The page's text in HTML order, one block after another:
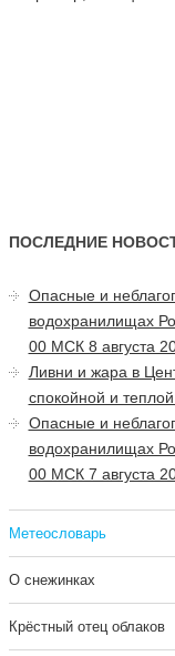
ПОСЛЕДНИЕ
Опасные и
водохранилищах
00 МСК 8 августа
Ливни и жара в
спокойной и
Опасные и
водохранилищах
00 МСК 7 августа
Метеословарь
О снежинках
Крёстный отец облаков